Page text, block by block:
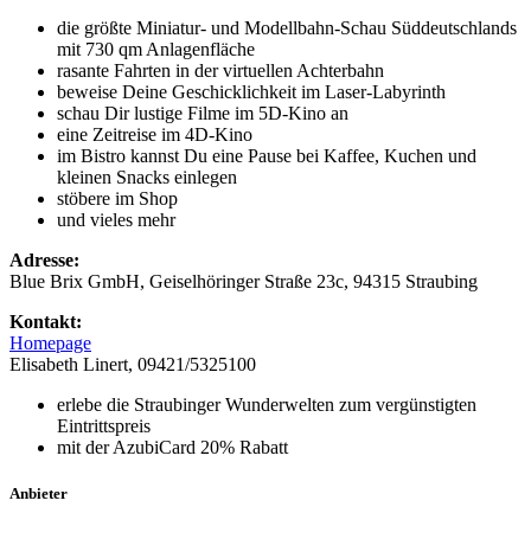
die größte Miniatur- und Modellbahn-Schau Süddeutschlands
mit 730 qm Anlagenfläche
rasante Fahrten in der virtuellen Achterbahn
beweise Deine Geschicklichkeit im Laser-Labyrinth
schau Dir lustige Filme im 5D-Kino an
eine Zeitreise im 4D-Kino
im Bistro kannst Du eine Pause bei Kaffee, Kuchen und
kleinen Snacks einlegen
stöbere im Shop
und vieles mehr
Adresse:
Blue Brix GmbH, Geiselhöringer Straße 23c, 94315 Straubing
Kontakt:
Homepage
Elisabeth Linert, 09421/5325100
erlebe die Straubinger Wunderwelten zum vergünstigten
Eintrittspreis
mit der AzubiCard 20% Rabatt
Anbieter